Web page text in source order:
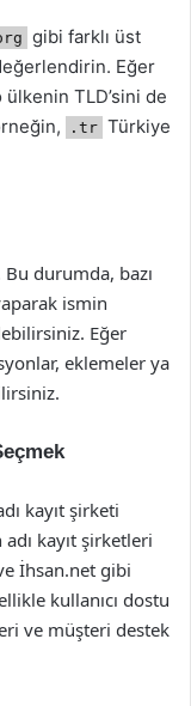
gibi farklı üst
Eğer
TLD’sini de
.tr Türkiye
durumda, bazı
ismin
Eğer
eklemeler ya
kayıt şirketi
kayıt şirketleri
İhsan.net gibi
kullanıcı dostu
ve müşteri destek